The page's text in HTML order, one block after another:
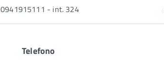
0941915111 - int. 324
Telefono